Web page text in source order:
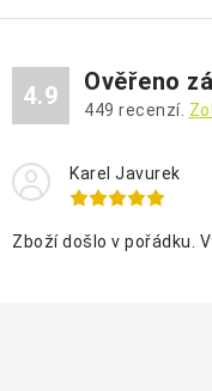
4.9 Ověřeno
449 recenzí.
Karel Javurek
Zboží došlo v pořádku.